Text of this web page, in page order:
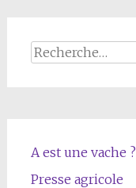
Rechercher :
A est une vache ?
Presse agricole